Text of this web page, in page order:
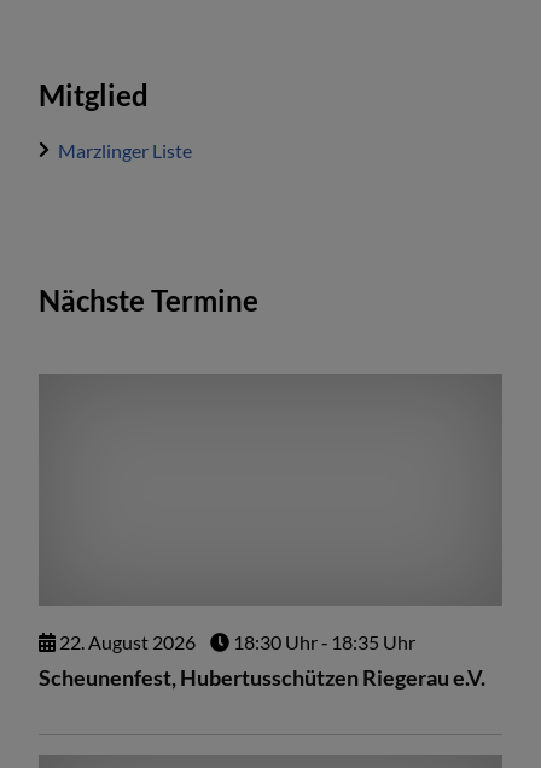
Nächste Termine
22.August 2026 18:30 Uhr‐ 18:35 Uhr
Scheunenfest, Hubertusschützen Riegerau e.V.
Mitglied
Marzlinger Liste